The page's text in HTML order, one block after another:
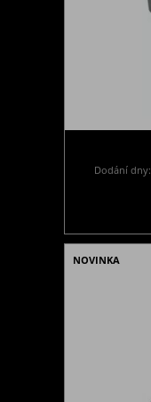
Dodání dny:
NOVINKA